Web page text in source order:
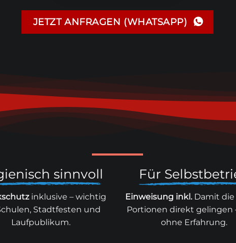
JETZT ANFRAGEN (WHATSAPP)
sinnvoll
inklusive – wichtig
Stadtfesten und
Laufpublikum.
Für
Einweisung inkl. Damit
Portionen direkt gelingen
ohne Erfahrung.